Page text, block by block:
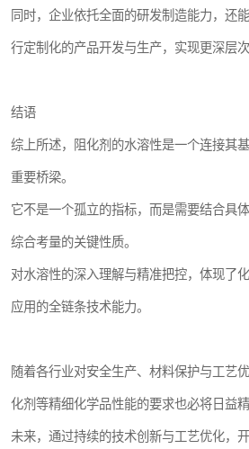
同时，企业依托全面的研发制造能力，还
行定制化的产品开发与生产，实现更深层次
结语
综上所述，阻化剂的水溶性是一个连接其
重要桥梁。
它不是一个孤立的指标，而是需要结合具
综合考量的关键性质。
对水溶性的深入理解与精准把控，体现了
应用的全链条技术能力。
随着各行业对安全生产、材料保护与工艺
化剂等精细化学品性能的要求也必将日益精
未来，通过持续的技术创新与工艺优化，